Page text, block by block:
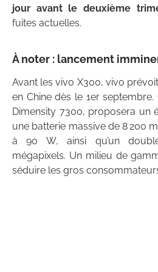
jour avant le deuxième
fuites actuelles.
À noter : lancement
Avant les vivo X300, vivo
en Chine dès le 1er
Dimensity 7300, proposera un
une batterie massive de 8 200
à 90 W, ainsi qu’un
mégapixels. Un milieu de
séduire les gros